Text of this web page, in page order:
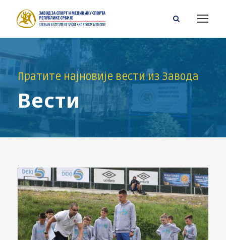
Пратите најновије вести из Завода
Вести